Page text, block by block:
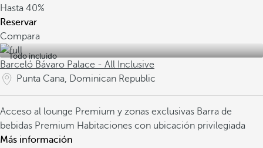
Hasta 40%
Reservar
Compara
Todo incluido
Barceló Bávaro Palace - All Inclusive
Punta Cana, Dominican Republic
Acceso al lounge Premium y zonas exclusivas Barra de
bebidas Premium Habitaciones con ubicación privilegiada
Más información